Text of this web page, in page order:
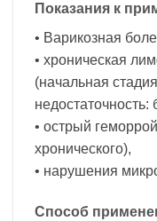
Показания к
• Варикозная
• хроническая
(начальная
недостаточность:
• острый
хронического),
• нарушения
Способ